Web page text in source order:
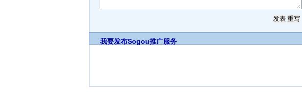
我要发布Sogou推广服务